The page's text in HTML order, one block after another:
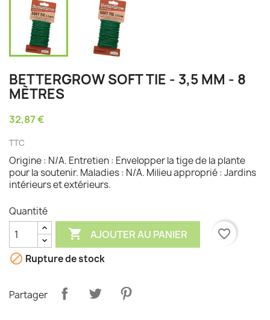
BETTERGROW SOFT TIE - 3,5 MM - 8
MÈTRES
32,87 €
TTC
Origine : N/A. Entretien : Envelopper la tige de la plante
pour la soutenir. Maladies : N/A. Milieu approprié : Jardins
intérieurs et extérieurs.
Quantité
 AJOUTER AU PANIER
favorite_border
 Rupture de stock
Partager